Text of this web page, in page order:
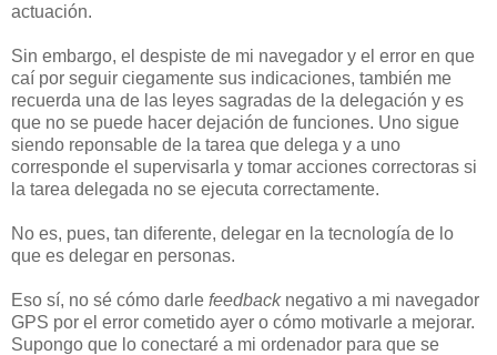
actuación.
Sin embargo, el despiste de mi navegador y el error en que
caí por seguir ciegamente sus indicaciones, también me
recuerda una de las leyes sagradas de la delegación y es
que no se puede hacer dejación de funciones. Uno sigue
siendo reponsable de la tarea que delega y a uno
corresponde el supervisarla y tomar acciones correctoras si
la tarea delegada no se ejecuta correctamente.
No es, pues, tan diferente, delegar en la tecnología de lo
que es delegar en personas.
Eso sí, no sé cómo darle feedbacknegativo a mi navegador
GPS por el error cometido ayer o cómo motivarle a mejorar.
Supongo que lo conectaré a mi ordenador para que se